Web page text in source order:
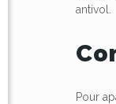
antivol.
Pour